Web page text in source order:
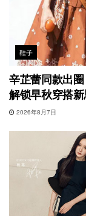
鞋子
辛芷蕾同款出
解锁早秋穿搭
2026年8月7日